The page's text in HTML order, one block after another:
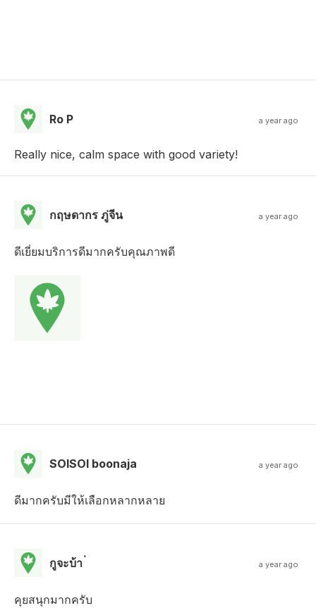
Ro P a year ago
Really nice, calm space with good variety!
กฤษดากร ภู่จีน a year ago
ดีเยี่ยมบริการดีมากครับคุณภาพดี
SOISOI boonaja a year ago
ดีมากครับมีให้เลือกหลากหลาย
กูจะบ้า ่ a year ago
คุยสนุกมากครับ